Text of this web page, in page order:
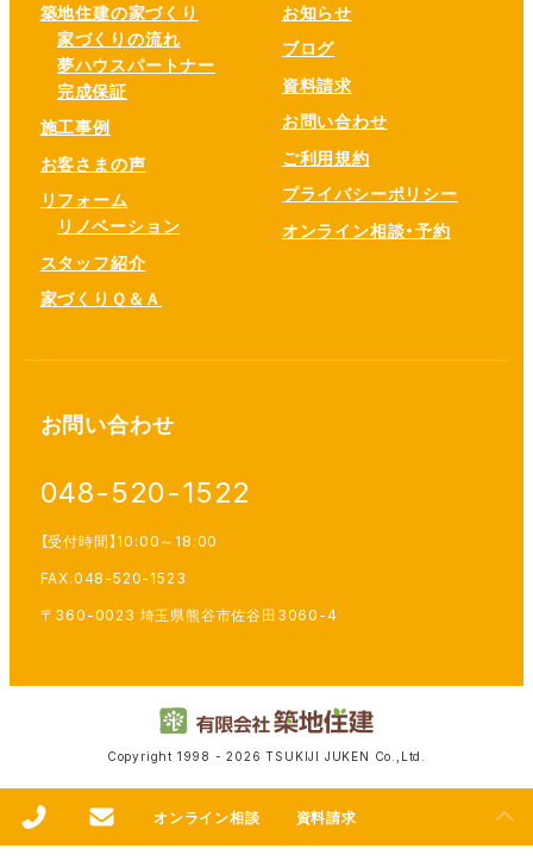
築地住建の家づくり
家づくりの流れ
夢ハウスパートナー
完成保証
施工事例
お客さまの声
リフォーム
リノベーション
スタッフ紹介
家づくりＱ＆Ａ
お知らせ
ブログ
資料請求
お問い合わせ
ご利用規約
プライバシーポリシー
オンライン相談・予約
お問い合わせ
048-520-1522
【受付時間】10:00～18:00
FAX.048-520-1523
〒360-0023 埼玉県熊谷市佐谷田3060-4
Copyright 1998 - 2026 TSUKIJI JUKEN Co.,Ltd.
オンライン相談 資料請求